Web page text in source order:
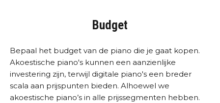
Budget
Bepaal het budget van de piano die je gaat kopen.
Akoestische piano's kunnen een aanzienlijke
investering zijn, terwijl digitale piano's een breder
scala aan prijspunten bieden. Alhoewel we
akoestische piano’s in alle prijssegmenten hebben.